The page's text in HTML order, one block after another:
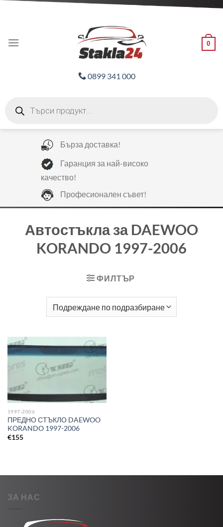
0
0899 341 000
search
Бърза доставка!
Гаранция за най-високо
качество!
Професионален съвет!
Автостъкла за DAEWOO
KORANDO 1997-2006
ФИЛТЪР
1997-2006
ПРЕДНО СТЪКЛО DAEWOO
KORANDO 1997-2006
€155
ЗА НАС